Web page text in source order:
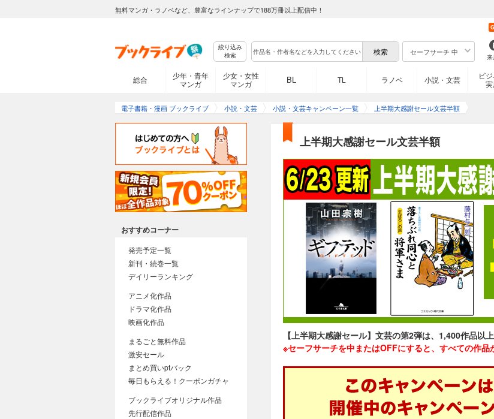
無料マンガ・ラノベなど、豊富なラインナップで188万冊以上配信中！
絞り込み
検索
セーフサーチ 中
総合
少年・青年
マンガ
少女・女性
マンガ
BL TL ラノベ 小説・文芸
ビ
電子書籍・漫画 ブックライブ 小説・文芸 小説・文芸キャンペーン一覧 上半期大感謝セール文芸半額
おすすめコーナー
発売予定一覧
新刊・続巻一覧
デイリーランキング
アニメ化作品
ドラマ化作品
映画化作品
まるごと無料作品
激安セール
まとめ買いptバック
毎日もらえる！クーポンガチャ
ブックライブオリジナル作品
先行配信作品
上半期大感謝セール文芸半額
【上半期大感謝セール】文芸の第2弾は、1,400作品以
※セーフサーチを中またはOFFにすると、すべての作品